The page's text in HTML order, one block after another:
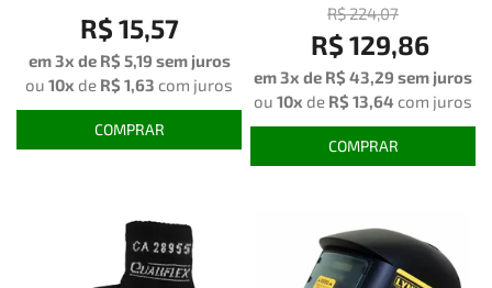
R$ 15,57
em 3x de R$ 5,19 sem juros
ou 10x de R$ 1,63 com juros
COMPRAR
R$ 224,07
R$ 129,86
em 3x de R$ 43,29 sem juros
ou 10x de R$ 13,64 com juros
COMPRAR